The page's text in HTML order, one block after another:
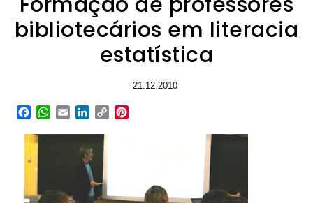
bibliotecários em literacia
estatística
21.12.2010
Facebook
WhatsApp
EmailLinkedIn
Copy